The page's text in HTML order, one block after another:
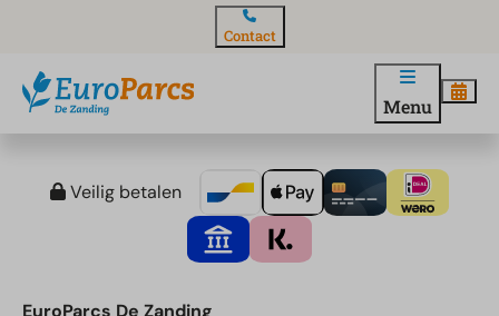
Contact
Menu
Veilig betalen
EuroParcs De Zanding